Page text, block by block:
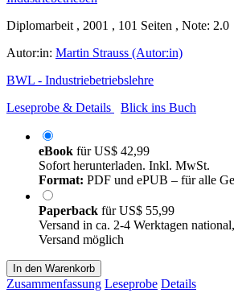
Diplomarbeit , 2001 , 101 Seiten , Note: 2.0
Autor:in: Martin Strauss (Autor:in)
BWL - Industriebetriebslehre
Leseprobe & Details
Blick ins Buch
eBook fürUS$ 42,99
Sofort herunterladen. Inkl. MwSt.
Format: PDF und ePUB – für alle
Paperback fürUS$ 55,99
Versand in ca. 2-4 Werktagen
Versand möglich
In den Warenkorb
Zusammenfassung Leseprobe Details